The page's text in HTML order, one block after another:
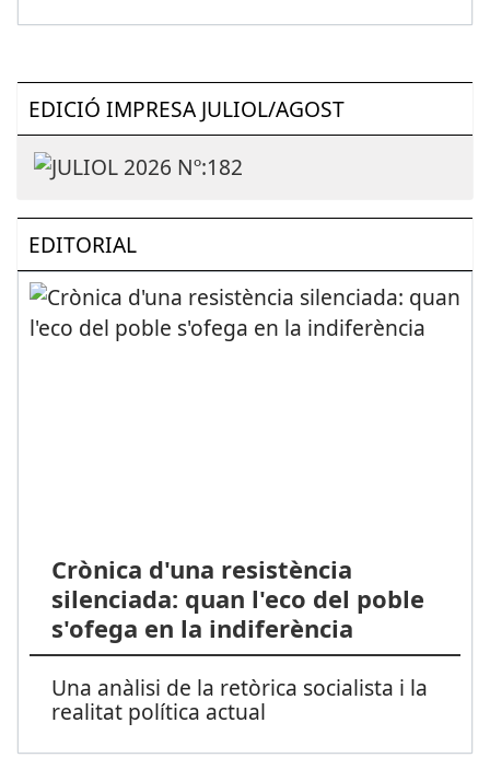
EDICIÓ IMPRESA JULIOL/AGOST
EDITORIAL
Crònica d'una resistència
silenciada: quan l'eco del poble
s'ofega en la indiferència
Una anàlisi de la retòrica socialista i la
realitat política actual